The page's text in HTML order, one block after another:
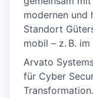
modernen und
Standort
mobil – z. B.
Arvato
für Cyber